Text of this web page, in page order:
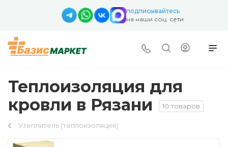
подписывайтесь
на наши соц. сети
Теплоизоляция для
кровли в Рязани
10 товаров
Утеплитель (теплоизоляция)